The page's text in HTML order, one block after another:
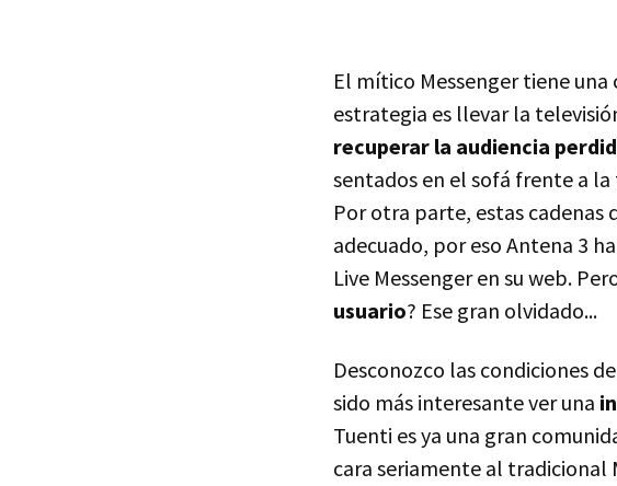
El mítico Messenger tiene
estrategia es llevar la
recuperar la audiencia
sentados en el sofá frente a
Por otra parte, estas
adecuado, por eso Antena 3
Live Messenger en su web.
usuario? Ese gran olvidado...
Desconozco las condiciones
sido más interesante ver una
Tuenti es ya una gran
cara seriamente al tradicional